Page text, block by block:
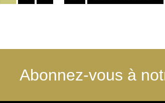
Abonnez-vous à